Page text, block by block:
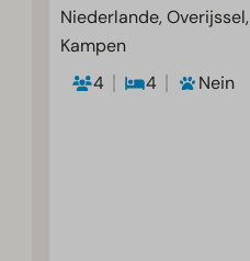
Niederlande, Overijssel,
Kampen
4
4 Nein